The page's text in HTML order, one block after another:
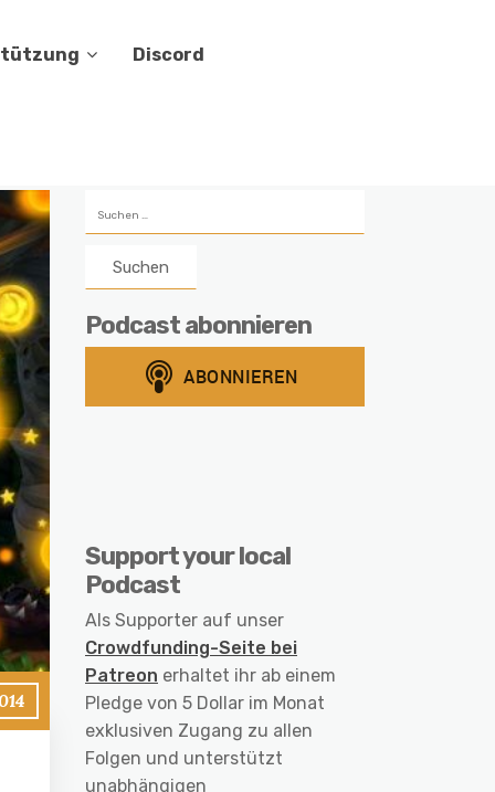
Discord
nach:
Podcast abonnieren
Support your local
Podcast
Als Supporter auf unser
Crowdfunding-Seite bei
Patreon erhaltet ihr ab einem
Pledge von 5 Dollar im Monat
exklusiven Zugang zu allen
Folgen und unterstützt
unabhängigen